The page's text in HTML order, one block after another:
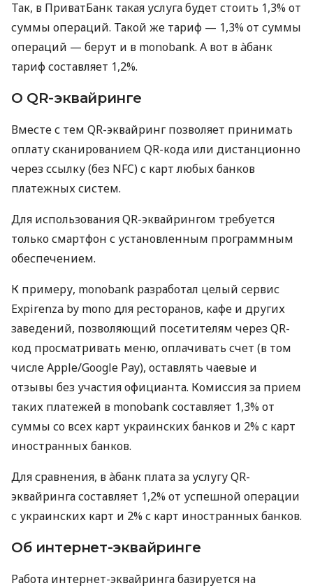
Так, в ПриватБанк такая услуга будет стоить 1,3% от
суммы операций. Такой же тариф — 1,3% от суммы
операций — берут и в monobank. А вот в àбанк
тариф составляет 1,2%.
О QR-эквайринге
Вместе с тем QR-эквайринг позволяет принимать
оплату сканированием QR-кода или дистанционно
через ссылку (без NFC) с карт любых банков
платежных систем.
Для использования QR-эквайрингом требуется
только смартфон с установленным программным
обеспечением.
К примеру, monobank разработал целый сервис
Expirenza by mono для ресторанов, кафе и других
заведений, позволяющий посетителям через QR-
код просматривать меню, оплачивать счет (в том
числе Apple/Google Pay), оставлять чаевые и
отзывы без участия официанта. Комиссия за прием
таких платежей в monobank составляет 1,3% от
суммы со всех карт украинских банков и 2% с карт
иностранных банков.
Для сравнения, в àбанк плата за услугу QR-
эквайринга составляет 1,2% от успешной операции
с украинских карт и 2% с карт иностранных банков.
Об интернет-эквайринге
Работа интернет-эквайринга базируется на